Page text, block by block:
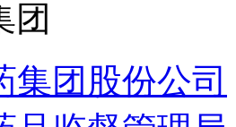
团
集团股份公司